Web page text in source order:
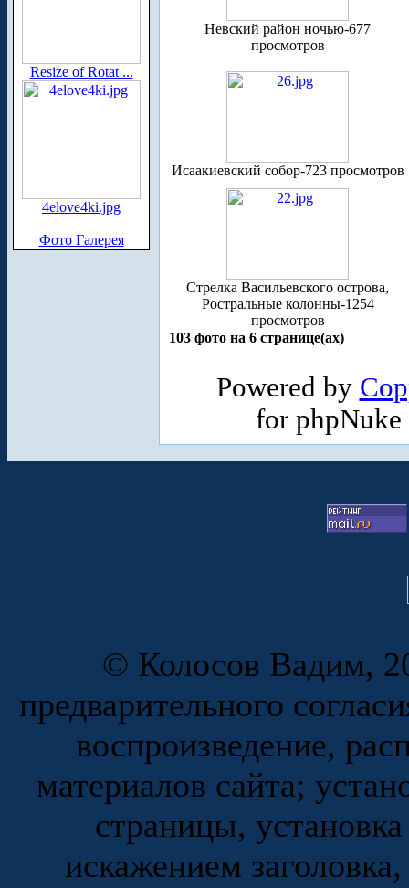
Resize of Rotat ...
4elove4ki.jpg
Фото Галерея
Невский район ночью-677
просмотров
Исаакиевский собор-723 просмотров
Стрелка Васильевского острова,
Ростральные колонны-1254
просмотров
103 фото на 6 странице(ах)
Powered by
for
© Колосов Вадим,
предварительного
воспроизведение,
материалов сайта;
страницы,
искажением